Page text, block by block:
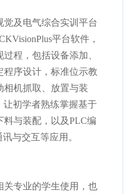
觉及电气综合实训平台
平台软件，
程，包括设备添加、
程序设计，标准位示教
相机抓取、放置与装
让初学者熟练掌握基于
料与装配，以及PLC编
与交互等应用。
关专业的学生使用，也